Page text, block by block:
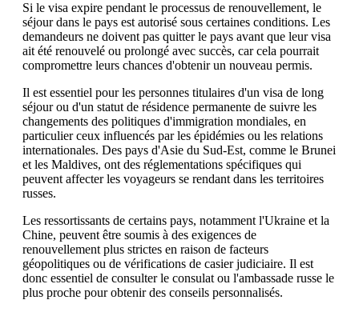
Si le visa expire pendant le processus de renouvellement, le
séjour dans le pays est autorisé sous certaines conditions. Les
demandeurs ne doivent pas quitter le pays avant que leur visa
ait été renouvelé ou prolongé avec succès, car cela pourrait
compromettre leurs chances d'obtenir un nouveau permis.
Il est essentiel pour les personnes titulaires d'un visa de long
séjour ou d'un statut de résidence permanente de suivre les
changements des politiques d'immigration mondiales, en
particulier ceux influencés par les épidémies ou les relations
internationales. Des pays d'Asie du Sud-Est, comme le Brunei
et les Maldives, ont des réglementations spécifiques qui
peuvent affecter les voyageurs se rendant dans les territoires
russes.
Les ressortissants de certains pays, notamment l'Ukraine et la
Chine, peuvent être soumis à des exigences de
renouvellement plus strictes en raison de facteurs
géopolitiques ou de vérifications de casier judiciaire. Il est
donc essentiel de consulter le consulat ou l'ambassade russe le
plus proche pour obtenir des conseils personnalisés.